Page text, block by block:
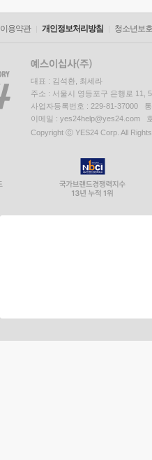
이용약관 개인정보처리방침 청소년보
대표 : 김석환, 최세라
주소 : 서울시 영등포구 은행로 11,
사업자등록번호 : 229-81-37000
이메일 : yes24help@yes24.com
Copyright ⓒ YES24 Corp. All